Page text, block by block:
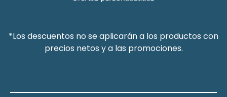
*Los descuentos no se aplicarán a los productos con
precios netos y a las promociones.